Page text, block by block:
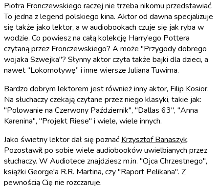
Piotra Fronczewskiegoraczej nie trzeba nikomu przedstawiać.
To jedna z legend polskiego kina. Aktor od dawna specjalizuje
się także jako lektor, a w audiobookach czuje się jak ryba w
wodzie. Co powiesz na całą kolekcję Harry’ego Pottera
czytaną przez Fronczewskiego? A może "Przygody dobrego
wojaka Szwejka"? Słynny aktor czyta także bajki dla dzieci, a
nawet “Lokomotywę” i inne wiersze Juliana Tuwima.
Bardzo dobrym lektorem jest również inny aktor, Filip Kosior.
Na słuchaczy czekają czytane przez niego klasyki, takie jak:
"Polowanie na Czerwony Październik", "Dallas 63", "Anna
Karenina", "Projekt Riese" i wiele, wiele innych.
Jako świetny lektor dał się poznaćKrzysztof Banaszyk.
Pozostawił po sobie wiele audiobooków uwielbianych przez
słuchaczy. W Audiotece znajdziesz m.in. "Ojca Chrzestnego",
książki George'a R.R. Martina, czy "Raport Pelikana". Z
pewnością Cię nie rozczaruje.